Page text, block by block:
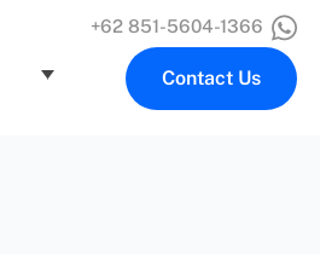
+62 851-5604-1366
Contact Us